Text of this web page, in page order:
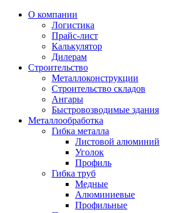
О компании
Логистика
Прайс-лист
Калькулятор
Дилерам
Строительство
Металлоконструкции
Строительство складов
Ангары
Быстровозводимые здания
Металлообработка
Гибка металла
Листовой алюминий
Уголок
Профиль
Гибка труб
Медные
Алюминиевые
Профильные